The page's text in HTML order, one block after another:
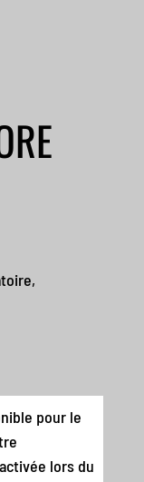
pour le
lors du